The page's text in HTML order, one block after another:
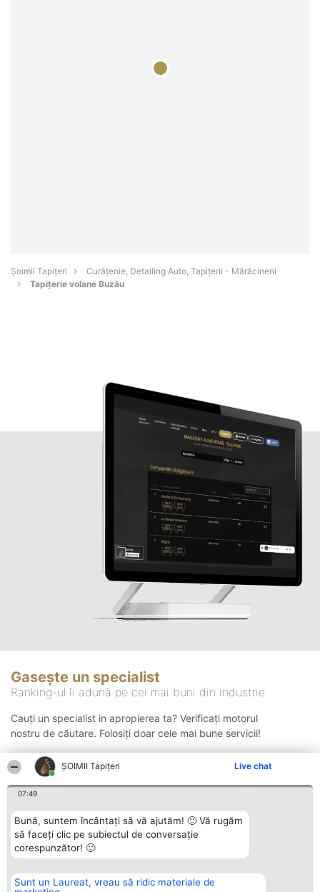
ȘOIMII Tapițeri Live chat
07:49
Bună, suntem încântați să vă ajutăm! 🙂 Vă rugăm
să faceți clic pe subiectul de conversație
corespunzător! 🙂
Sunt un Laureat, vreau să ridic materiale de
Șoimii Tapițeri
Curățenie, Detailing Auto, Tapițerii - Mărăcineni
Tapițerie volane Buzău
Gasește un specialist
Ranking-ul îi adună pe cei mai buni din industrie
Cauți un specialist in apropierea ta? Verificați motorul
nostru de căutare. Folosiți doar cele mai bune servicii!
Organizator Ranking Plebiscyt Contact